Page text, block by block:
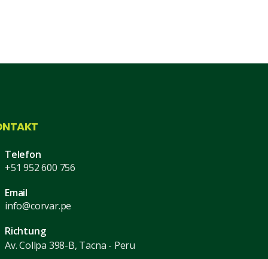
Telefon
+51 952 600 756
Email
info@corvar.pe
Richtung
Av. Collpa 398-B, Tacna - Peru